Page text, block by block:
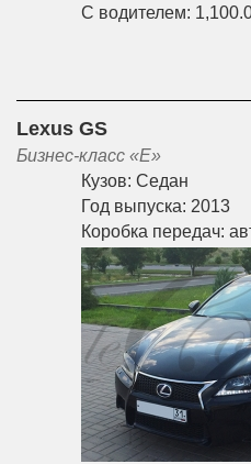
С водителем:
Lexus GS
Бизнес-класс «E»
Кузов: Седан
Год выпуска: 2013
Коробка передач: